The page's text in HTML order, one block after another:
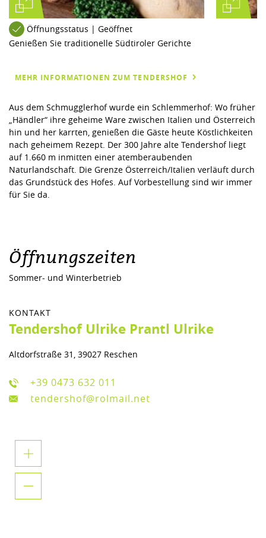
Öffnungsstatus | Geöffnet
Genießen Sie traditionelle Südtiroler Gerichte
MEHR INFORMATIONEN ZUM TENDERSHOF
Aus dem Schmugglerhof wurde ein Schlemmerhof: Wo früher
„Händler“ ihre geheime Ware zwischen Italien und Österreich
hin und her karrten, genießen die Gäste heute Köstlichkeiten
nach geheimem Rezept. Der 300 Jahre alte Tendershof liegt
auf 1.660 m inmitten einer atemberaubenden
Naturlandschaft. Die Grenze Österreich/Italien verläuft durch
das Grundstück des Hofes. Auf Vorbestellung sind wir immer
für Sie da.
Öffnungszeiten
Sommer- und Winterbetrieb
KONTAKT
Tendershof Ulrike Prantl Ulrike
Altdorfstraße 31, 39027 Reschen
+39 0473 632 011
tendershof@rolmail.net